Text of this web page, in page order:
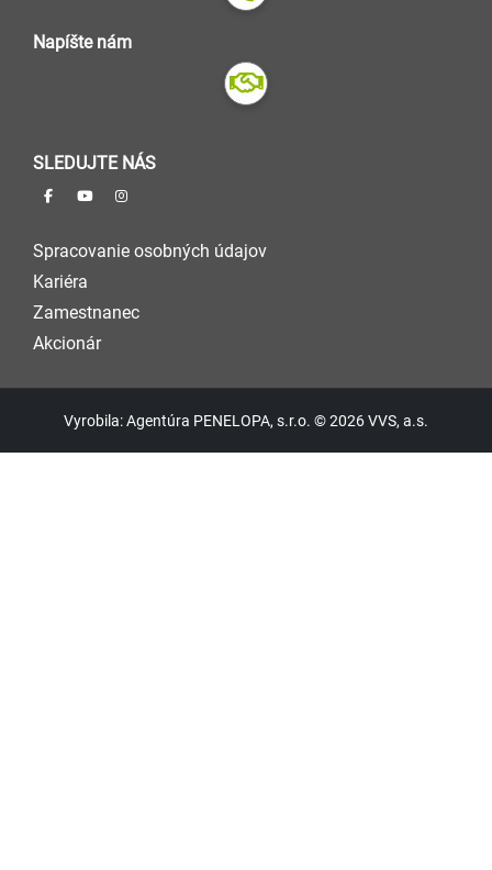
Napíšte nám
SLEDUJTE NÁS
Spracovanie osobných údajov
Kariéra
Zamestnanec
Akcionár
Vyrobila: Agentúra PENELOPA, s.r.o. © 2026 VVS, a.s.